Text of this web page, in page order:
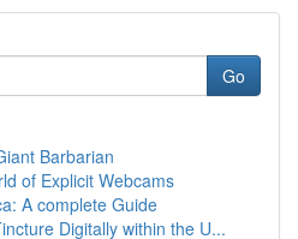
Go
Barbarian
of Explicit Webcams
A complete Guide
Digitally within the U...